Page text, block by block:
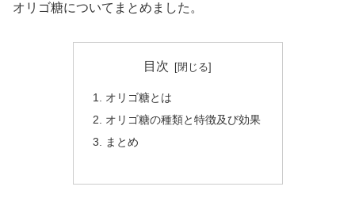
オリゴ糖についてまとめました。
目次
オリゴ糖とは
オリゴ糖の種類と特徴及び効果
まとめ